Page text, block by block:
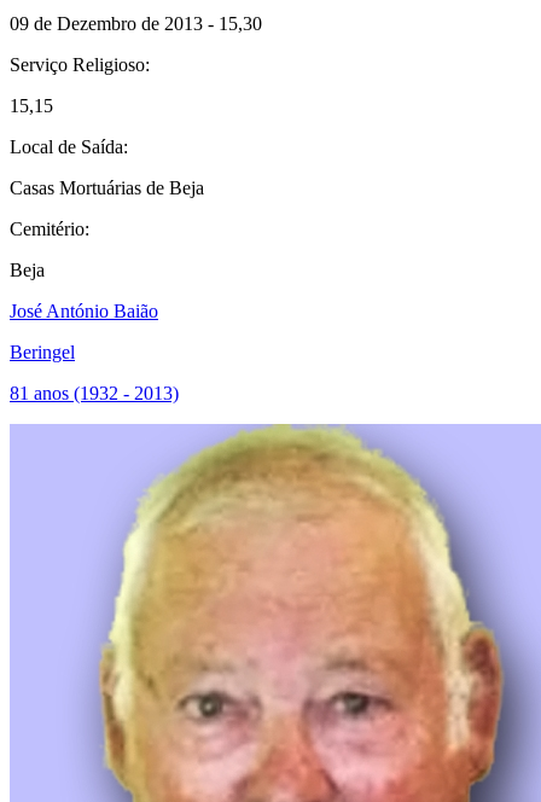
09 de Dezembro de 2013 - 15,30
Serviço Religioso:
15,15
Local de Saída:
Casas Mortuárias de Beja
Cemitério:
Beja
José António Baião
Beringel
81 anos (1932 - 2013)